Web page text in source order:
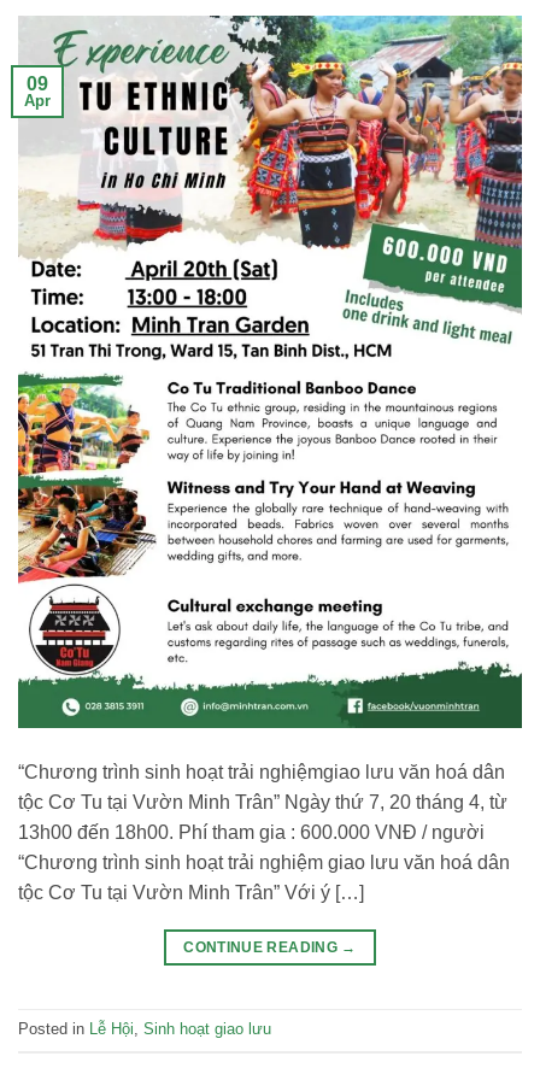
09
Apr
“Chương trình sinh hoạt trải nghiệmgiao lưu văn hoá dân
tộc Cơ Tu tại Vườn Minh Trân” Ngày thứ 7, 20 tháng 4, từ
13h00 đến 18h00. Phí tham gia : 600.000 VNĐ / người
“Chương trình sinh hoạt trải nghiệm giao lưu văn hoá dân
tộc Cơ Tu tại Vườn Minh Trân” Với ý […]
CONTINUE READING →
Posted in Lễ Hội, Sinh hoạt giao lưu